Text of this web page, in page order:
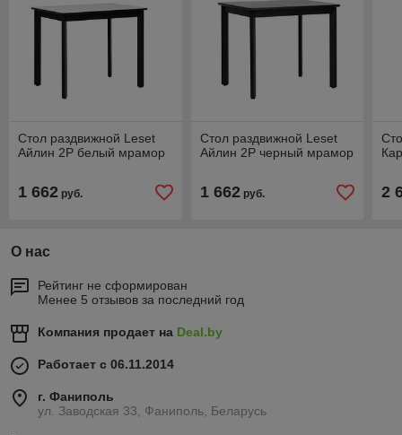
Стол раздвижной Leset
Айлин 2Р белый мрамор
1 662 руб.
Стол раздвижной Leset
Айлин 2Р черный мрамор
1 662руб. 2
О нас
Рейтинг не сформирован
Менее 5 отзывов за последний год
Компания продает на Deal.by
Работает с 06.11.2014
г. Фаниполь
ул. Заводская 33, Фаниполь, Беларусь